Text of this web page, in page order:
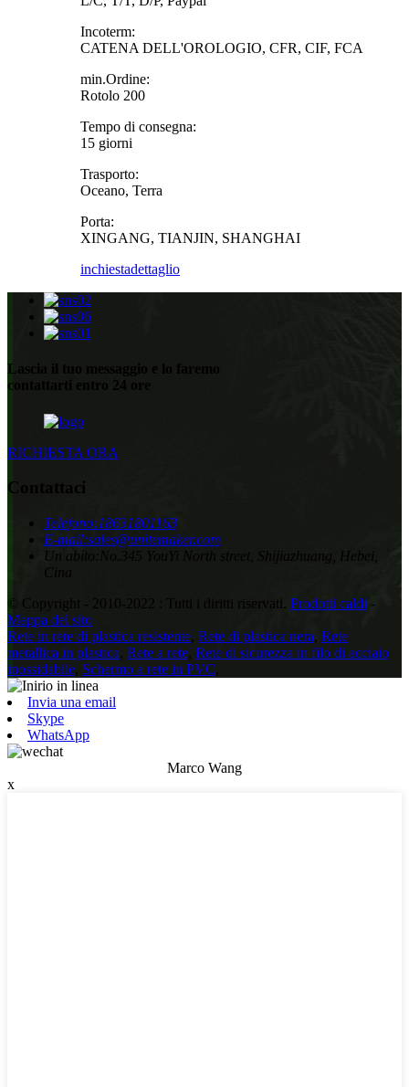
Incoterm:
CATENA DELL'OROLOGIO, CFR, CIF, FCA
min.Ordine:
Rotolo 200
Tempo di consegna:
15 giorni
Trasporto:
Oceano, Terra
Porta:
XINGANG, TIANJIN, SHANGHAI
inchiestadettaglio
Lascia il tuo messaggio e lo faremo
contattarti entro 24 ore
RICHIESTA ORA
Contattaci
Telefono:18631801163
E-mail:sales@unitemaker.com
Un abito:
No.345 YouYi North street, Shijiazhuang, Hebei,
Cina
© Copyright - 2010-2022 : Tutti i diritti riservati.
Prodotti caldi -
Mappa del sito
Rete in rete di plastica resistente Rete di plastica nera, Rete
metallica in plastica Rete a rete Rete di sicurezza in filo di acciaio
inossidabile Schermo a rete in PVC
Invia una email
Skype
WhatsApp
Marco Wang
x